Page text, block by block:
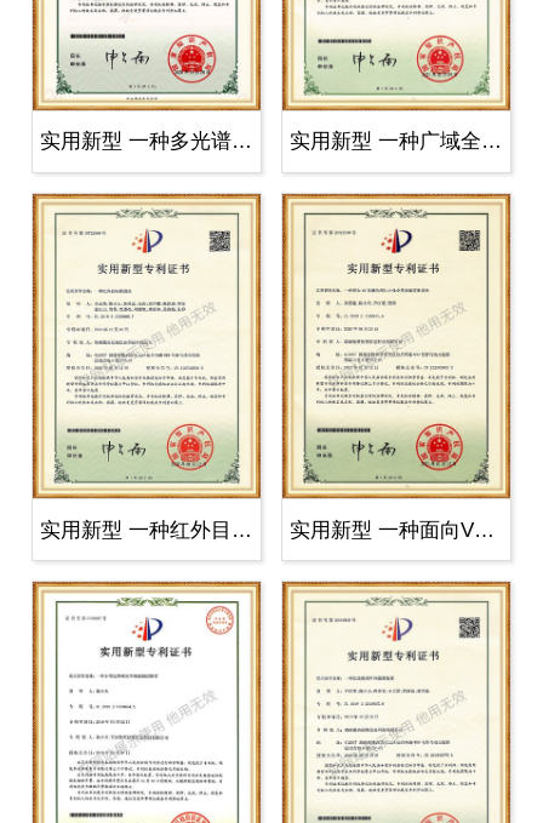
实用新型 一种多光谱广域全景光电雷.. 实用新型 一种广域全景红外雷达系统..
实用新型 一种红外目标探测器 实用新型 一种面向VR直播的周扫立体..